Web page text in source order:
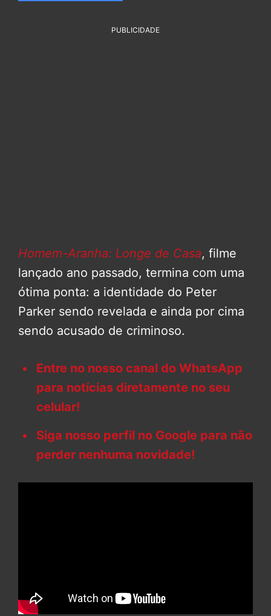
PUBLICIDADE
Homem-Aranha: Longe de Casa, filme
lançado ano passado, termina com uma
ótima ponta: a identidade do Peter
Parker sendo revelada e ainda por cima
sendo acusado de criminoso.
Entre no nosso canal do WhatsApp
para notícias diretamente no seu
celular!
Siga nosso perfil no Google para não
perder nenhuma novidade!